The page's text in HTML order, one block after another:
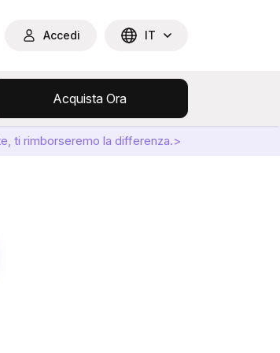
Accedi IT
Acquista Ora
ti rimborseremo la differenza.>